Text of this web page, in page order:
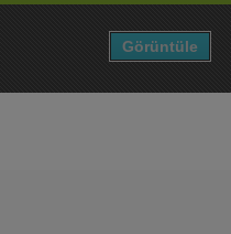
Görüntüle